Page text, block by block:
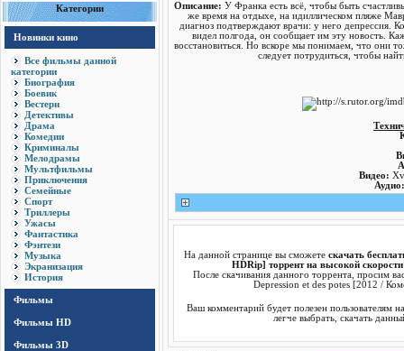
Категории
Новинки кино
Все фильмы данной
категории
Биография
Боевик
Вестерн
Детективы
Драма
Комедии
Криминалы
Мелодрамы
Мультфильмы
Приключения
Семейные
Спорт
Триллеры
Ужасы
Фантастика
Фэнтези
Музыка
Экранизация
История
Фильмы
Фильмы HD
Фильмы 3D
Описание: У Франка есть всё, чтобы быть
же время на отдыхе, на идиллическом пляже
диагноз подтверждают врачи: у него депрессия.
видел полгода, он сообщает им эту новость.
восстановиться. Но вскоре мы понимаем, что они
следует потрудиться, чтобы
Видео:
Аудио:
На данной странице вы сможете скачать
HDRip] торрент на высокой скорости
После скачивания данного торрента, просим
Depression et des potes [2012 /
Ваш комментарий будет полезен пользователям
легче выбрать, скачать